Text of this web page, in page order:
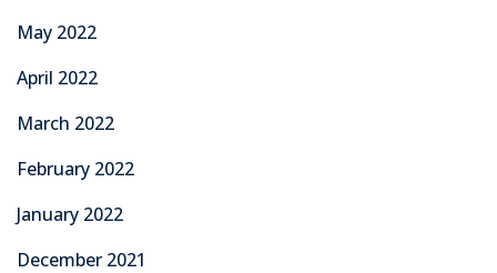
May 2022
April 2022
March 2022
February 2022
January 2022
December 2021